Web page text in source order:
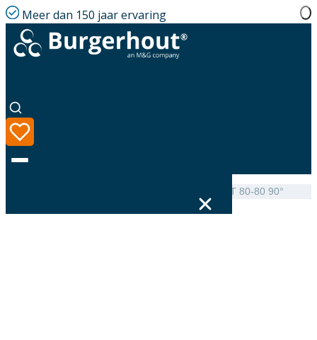
Meer dan 150 jaar ervaring
MetalFlex Elbow Fix-Flex SST 80-80 90°